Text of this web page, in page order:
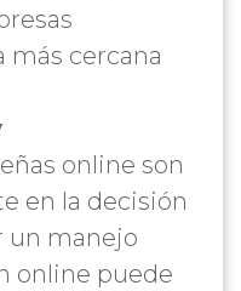
más cercana
online son
en la decisión
un manejo
online puede